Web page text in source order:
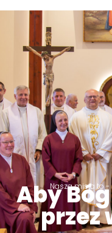
Nasza misja to
Aby
przez